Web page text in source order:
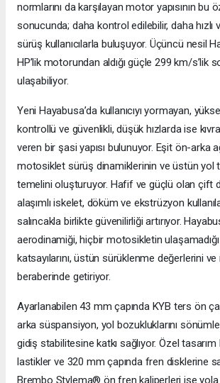
normlarını da karşılayan motor yapısının bu
sonucunda; daha kontrol edilebilir, daha hızlı
sürüş kullanıcılarla buluşuyor. Üçüncü nesil
HP’lik motorundan aldığı güçle 299 km/s’lik
ulaşabiliyor.
Yeni Hayabusa’da kullanıcıyı yormayan,
kontrollü ve güvenlikli, düşük hızlarda ise
veren bir şasi yapısı bulunuyor. Eşit ön-arka
motosiklet sürüş dinamiklerinin ve üstün yol
temelini oluşturuyor. Hafif ve güçlü olan çift
alaşımlı iskelet, döküm ve ekstrüzyon
salıncakla birlikte güvenilirliği artırıyor.
aerodinamiği, hiçbir motosikletin
katsayılarını, üstün sürüklenme değerlerini
beraberinde getiriyor.
Ayarlanabilen 43 mm çapında KYB ters ön
arka süspansiyon, yol bozukluklarını
gidiş stabilitesine katkı sağlıyor. Özel
lastikler ve 320 mm çapında fren disklerine